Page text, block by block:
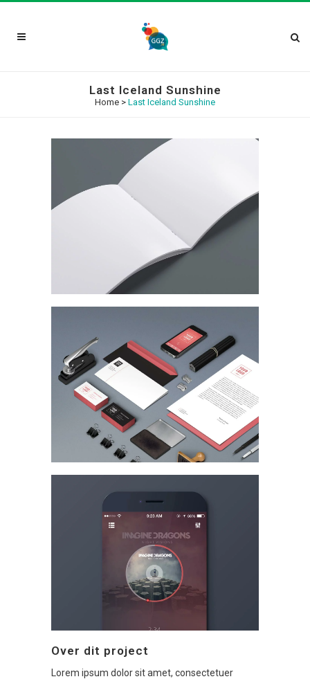
Last Iceland Sunshine
Home > Last Iceland Sunshine
Over dit project
Lorem ipsum dolor sit amet, consectetuer